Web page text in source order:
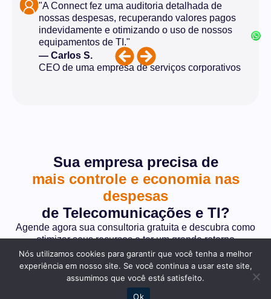
"A Connect fez uma auditoria detalhada de
nossas despesas, recuperando valores pagos
indevidamente e otimizando o uso de nossos
equipamentos de TI."
— Carlos S.
CEO de uma empresa de serviços corporativos
Sua empresa precisa de
mais controle e economia nas
despesas
de Telecomunicações e TI?
Agende agora sua consultoria gratuita e descubra como
otimizar seus recursos e ter um grande retorno
econômico.
QUERO FALAR COM UM ESPECIALISTA AGORA
Nós utilizamos cookies para garantir que você tenha a melhor
experiência em nosso site. Se você continua a usar este site,
assumimos que você está satisfeito.
Ok